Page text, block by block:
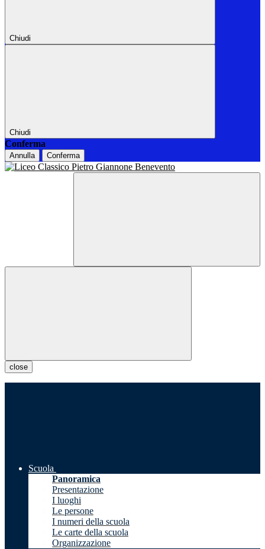
Chiudi
Chiudi
Conferma
Annulla Conferma
close
Scuola
Panoramica
Presentazione
I luoghi
Le persone
I numeri della scuola
Le carte della scuola
Organizzazione